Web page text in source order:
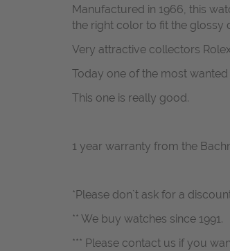
Manufactured in 1966, this
the right color to fit the glossy
Very attractive collectors
Today one of the most
This one is really good.
1 year warranty from the
*Please don`t ask for a
** We buy watches since 1991.
*** Please contact us if you